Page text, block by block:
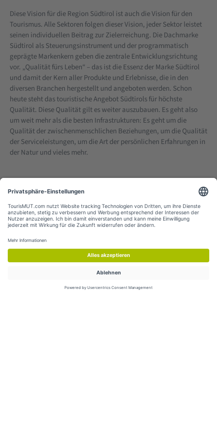
Diese Vision für die Region Südtirol ist auch die Vision für den
Tourismus. Alle Sektoren folgen dieser Vision, jeder Sektor leistet
seinen individuellen Beitrag zur Zielerreichung. Die Dachmarke
Südtirol als Steuerungsinstrument und der programmatisch
geprägte Markenkern geben die zentrale Entwicklungsrichtung
vor. „Qualität fürs Leben“ – das ist die Essenz der Marke Südtirol
und damit der Kern aller Produkte und Erlebnisse, die in den
diversen Branchen hergestellt und angeboten werden. Schon
heute steht das touristische Angebot Südtirols für höchste
Qualität. Diese Qualität gilt es weiter auszubauen. Es geht also
um weit mehr als die besten Infrastrukturen: Es geht um die
Qualität der zwischenmenschlichen Beziehungen, um die Qualität
der Serviceleistungen, um die Art der persönlichen Erfahrungen in
der Natur und vieles mehr.